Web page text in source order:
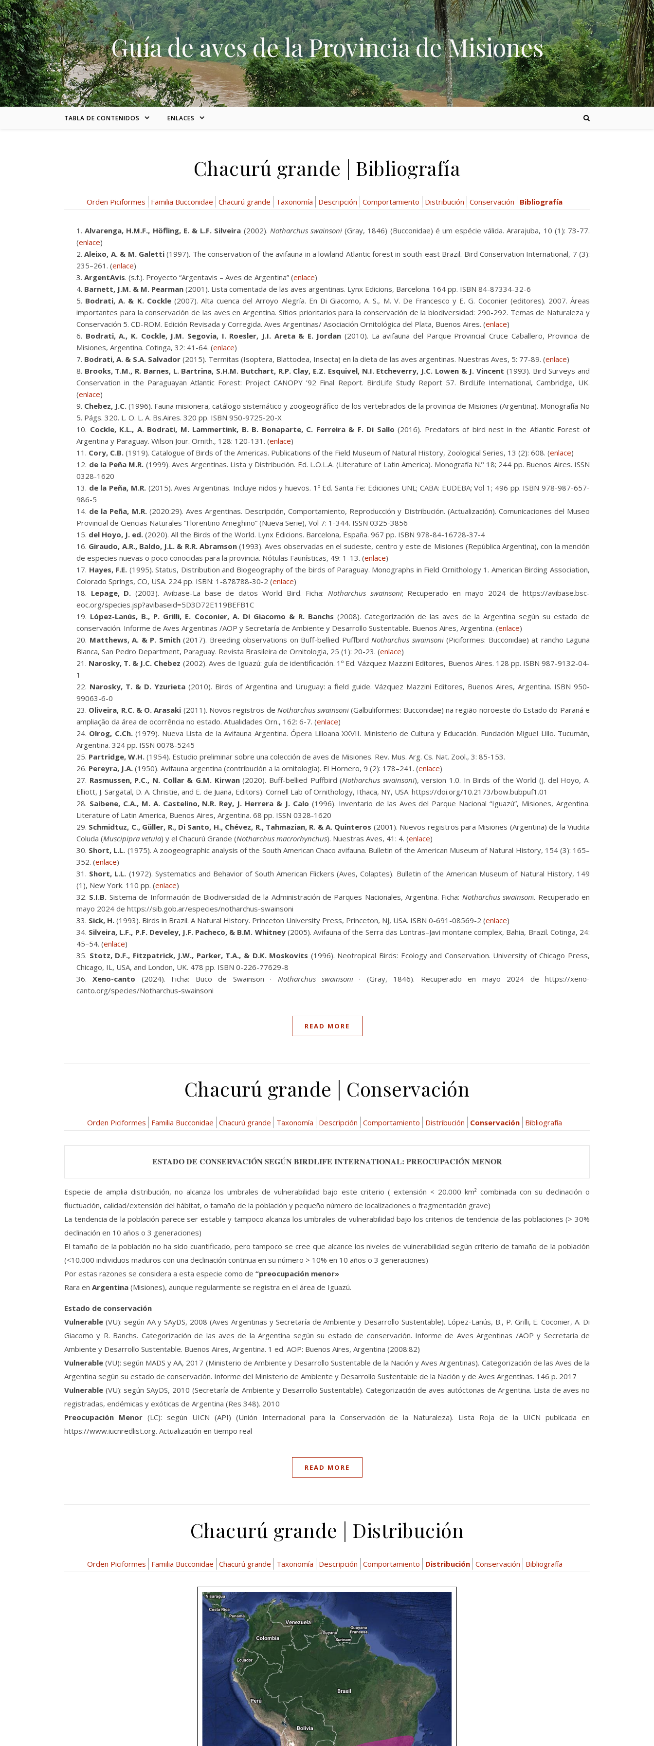
Skip to content
Guía de aves de la Provincia de Misiones
TABLA DE CONTENIDOS ENLACES
Chacurú grande | Bibliografía
Orden Piciformes Familia Bucconidae Chacurú grande Taxonomía Descripción Comportamiento Distribución Conservación Bibliografía
Alvarenga, H.M.F., Höfling, E. & L.F. Silveira (2002). Notharchus swainsoni(Gray, 1846) (Bucconidae) é um espécie válida. Ararajuba, 10 (1): 73-77.
(enlace)
Aleixo, A. & M. Galetti(1997). The conservation of the avifauna in a lowland Atlantic forest in south-east Brazil. Bird Conservation International, 7 (3):
235–261. (enlace)
ArgentAvis. (s.f.). Proyecto “Argentavis – Aves de Argentina” (enlace)
Barnett, J.M. & M. Pearman (2001). Lista comentada de las aves argentinas. Lynx Edicions, Barcelona. 164 pp. ISBN 84-87334-32-6
Bodrati, A. & K. Cockle(2007). Alta cuenca del Arroyo Alegría. En Di Giacomo, A. S., M. V. De Francesco y E. G. Coconier (editores). 2007. Áreas
importantes para la conservación de las aves en Argentina. Sitios prioritarios para la conservación de la biodiversidad: 290-292. Temas de Naturaleza y
Conservación 5. CD-ROM. Edición Revisada y Corregida. Aves Argentinas/ Asociación Ornitológica del Plata, Buenos Aires. (enlace)
Bodrati, A., K. Cockle, J.M. Segovia, I. Roesler, J.I. Areta & E. Jordan (2010). La avifauna del Parque Provincial Cruce Caballero, Provincia de
Misiones, Argentina. Cotinga, 32: 41-64. (enlace)
Bodrati, A. & S.A. Salvador (2015). Termitas (Isoptera, Blattodea, Insecta) en la dieta de las aves argentinas. Nuestras Aves, 5: 77-89. (enlace)
Brooks, T.M., R. Barnes, L. Bartrina, S.H.M. Butchart, R.P. Clay, E.Z. Esquivel, N.I. Etcheverry, J.C. Lowen & J. Vincent (1993). Bird Surveys and
Conservation in the Paraguayan Atlantic Forest: Project CANOPY ’92 Final Report. BirdLife Study Report 57. BirdLife International, Cambridge, UK.
(enlace)
Chebez, J.C. (1996). Fauna misionera, catálogo sistemático y zoogeográfico de los vertebrados de la provincia de Misiones (Argentina). Monografía No
5. Págs. 320. L. O. L. A. Bs.Aires. 320 pp. ISBN 950-9725-20-X
Cockle, K.L., A. Bodrati, M. Lammertink, B. B. Bonaparte, C. Ferreira & F. Di Sallo (2016). Predators of bird nest in the Atlantic Forest of
Argentina y Paraguay. Wilson Jour. Ornith., 128: 120-131. (enlace)
Cory, C.B. (1919). Catalogue of Birds of the Americas. Publications of the Field Museum of Natural History, Zoological Series, 13 (2): 608. (enlace)
de la Peña M.R. (1999). Aves Argentinas. Lista y Distribución. Ed. L.O.L.A. (Literature of Latin America). Monografía N.º 18; 244 pp. Buenos Aires. ISSN
0328-1620
de la Peña, M.R.(2015). Aves Argentinas. Incluye nidos y huevos. 1º Ed. Santa Fe: Ediciones UNL; CABA: EUDEBA; Vol 1; 496 pp. ISBN 978-987-657-
986-5
de la Peña, M.R.(2020:29). Aves Argentinas. Descripción, Comportamiento, Reproducción y Distribución. (Actualización). Comunicaciones del Museo
Provincial de Ciencias Naturales “Florentino Ameghino” (Nueva Serie), Vol 7: 1-344. ISSN 0325-3856
del Hoyo, J. ed. (2020). All the Birds of the World. Lynx Edicions. Barcelona, España. 967 pp. ISBN 978-84-16728-37-4
Giraudo, A.R., Baldo, J.L. & R.R. Abramson(1993). Aves observadas en el sudeste, centro y este de Misiones (República Argentina), con la mención
de especies nuevas o poco conocidas para la provincia. Nótulas Faunísticas, 49: 1-13. (enlace)
Hayes, F.E. (1995). Status, Distribution and Biogeography of the birds of Paraguay. Monographs in Field Ornithology 1. American Birding Association,
Colorado Springs, CO, USA. 224 pp. ISBN: 1-878788-30-2 (enlace)
Lepage, D. (2003). Avibase-La base de datos World Bird. Ficha: Notharchus swainsoni; Recuperado en mayo 2024 de https://avibase.bsc-
eoc.org/species.jsp?avibaseid=5D3D72E119BEFB1C
López-Lanús, B., P. Grilli, E. Coconier, A. Di Giacomo & R. Banchs (2008). Categorización de las aves de la Argentina según su estado de
conservación. Informe de Aves Argentinas /AOP y Secretaría de Ambiente y Desarrollo Sustentable. Buenos Aires, Argentina. (enlace)
Matthews, A. & P. Smith(2017). Breeding observations on Buff-bellied Puffbird Notharchus swainsoni(Piciformes: Bucconidae) at rancho Laguna
Blanca, San Pedro Department, Paraguay. Revista Brasileira de Ornitologia, 25 (1): 20-23. (enlace)
Narosky, T. & J.C. Chebez (2002). Aves de Iguazú: guía de identificación. 1º Ed. Vázquez Mazzini Editores, Buenos Aires. 128 pp. ISBN 987-9132-04-
1
Narosky, T. & D. Yzurieta(2010). Birds of Argentina and Uruguay: a field guide. Vázquez Mazzini Editores, Buenos Aires, Argentina. ISBN 950-
99063-6-0
Oliveira, R.C. & O. Arasaki (2011). Novos registros de Notharchus swainsoni (Galbuliformes: Bucconidae) na região noroeste do Estado do Paraná e
ampliação da área de ocorrência no estado. Atualidades Orn., 162: 6-7. (enlace)
Olrog, C.Ch.(1979). Nueva Lista de la Avifauna Argentina. Ópera Lilloana XXVII. Ministerio de Cultura y Educación. Fundación Miguel Lillo. Tucumán,
Argentina. 324 pp. ISSN 0078-5245
Partridge, W.H. (1954). Estudio preliminar sobre una colección de aves de Misiones. Rev. Mus. Arg. Cs. Nat. Zool., 3: 85-153.
Pereyra, J.A. (1950). Avifauna argentina (contribución a la ornitología). El Hornero, 9 (2): 178–241. (enlace)
Rasmussen, P.C., N. Collar & G.M. Kirwan(2020). Buff-bellied Puffbird (Notharchus swainsoni), version 1.0. In Birds of the World (J. del Hoyo, A.
Elliott, J. Sargatal, D. A. Christie, and E. de Juana, Editors). Cornell Lab of Ornithology, Ithaca, NY, USA. https://doi.org/10.2173/bow.bubpuf1.01
Saibene, C.A., M. A. Castelino, N.R. Rey, J. Herrera & J. Calo (1996). Inventario de las Aves del Parque Nacional “Iguazú”, Misiones, Argentina.
Literature of Latin America, Buenos Aires, Argentina. 68 pp. ISSN 0328-1620
Schmidtuz, C., Güller, R., Di Santo, H., Chévez, R., Tahmazian, R. & A. Quinteros (2001). Nuevos registros para Misiones (Argentina) de la Viudita
Coluda (Muscipipra vetula) y el Chacurú Grande (Notharchus macrorhynchus). Nuestras Aves, 41: 4. (enlace)
Short, L.L. (1975). A zoogeographic analysis of the South American Chaco avifauna. Bulletin of the American Museum of Natural History, 154 (3): 165–
352. (enlace)
Short, L.L. (1972). Systematics and Behavior of South American Flickers (Aves, Colaptes). Bulletin of the American Museum of Natural History, 149
(1), New York. 110 pp. (enlace)
S.I.B. Sistema de Información de Biodiversidad de la Administración de Parques Nacionales, Argentina. Ficha: Notharchus swainsoni. Recuperado en
mayo 2024 de https://sib.gob.ar/especies/notharchus-swainsoni
Sick, H. (1993). Birds in Brazil. A Natural History. Princeton University Press, Princeton, NJ, USA. ISBN 0-691-08569-2 (enlace)
Silveira, L.F., P.F. Develey, J.F. Pacheco, & B.M. Whitney(2005). Avifauna of the Serra das Lontras–Javi montane complex, Bahia, Brazil. Cotinga, 24:
45–54. (enlace)
Stotz, D.F., Fitzpatrick, J.W., Parker, T.A., & D.K. Moskovits (1996). Neotropical Birds: Ecology and Conservation. University of Chicago Press,
Chicago, IL, USA, and London, UK. 478 pp. ISBN 0-226-77629-8
Xeno-canto (2024). Ficha: Buco de Swainson · Notharchus swainsoni · (Gray, 1846). Recuperado en mayo 2024 de https://xeno-
canto.org/species/Notharchus-swainsoni
READ MORE
Chacurú grande | Conservación
Orden Piciformes Familia Bucconidae Chacurú grande Taxonomía Descripción Comportamiento Distribución Conservación Bibliografía
ESTADO DE CONSERVACIÓN SEGÚN BIRDLIFE INTERNATIONAL: PREOCUPACIÓN MENOR
Especie de amplia distribución, no alcanza los umbrales de vulnerabilidad bajo este criterio ( extensión < 20.000 km² combinada con su declinación o
fluctuación, calidad/extensión del hábitat, o tamaño de la población y pequeño número de localizaciones o fragmentación grave)
La tendencia de la población parece ser estable y tampoco alcanza los umbrales de vulnerabilidad bajo los criterios de tendencia de las poblaciones (> 30%
declinación en 10 años o 3 generaciones)
El tamaño de la población no ha sido cuantificado, pero tampoco se cree que alcance los niveles de vulnerabilidad según criterio de tamaño de la población
(<10.000 individuos maduros con una declinación continua en su número > 10% en 10 años o 3 generaciones)
Por estas razones se considera a esta especie como de “preocupación menor»
Rara en Argentina (Misiones), aunque regularmente se registra en el área de Iguazú.
Estado de conservación
Vulnerable (VU): según AA y SAyDS, 2008 (Aves Argentinas y Secretaría de Ambiente y Desarrollo Sustentable). López-Lanús, B., P. Grilli, E. Coconier, A. Di
Giacomo y R. Banchs. Categorización de las aves de la Argentina según su estado de conservación. Informe de Aves Argentinas /AOP y Secretaría de
Ambiente y Desarrollo Sustentable. Buenos Aires, Argentina. 1 ed. AOP: Buenos Aires, Argentina (2008:82)
Vulnerable (VU): según MADS y AA, 2017 (Ministerio de Ambiente y Desarrollo Sustentable de la Nación y Aves Argentinas). Categorización de las Aves de la
Argentina según su estado de conservación. Informe del Ministerio de Ambiente y Desarrollo Sustentable de la Nación y de Aves Argentinas. 146 p. 2017
Vulnerable (VU): según SAyDS, 2010 (Secretaría de Ambiente y Desarrollo Sustentable). Categorización de aves autóctonas de Argentina. Lista de aves no
registradas, endémicas y exóticas de Argentina (Res 348). 2010
Preocupación Menor(LC): según UICN (API) (Unión Internacional para la Conservación de la Naturaleza). Lista Roja de la UICN publicada en
https://www.iucnredlist.org. Actualización en tiempo real
READ MORE
Chacurú grande | Distribución
Orden Piciformes Familia Bucconidae Chacurú grande Taxonomía Descripción Comportamiento Distribución Conservación Bibliografía